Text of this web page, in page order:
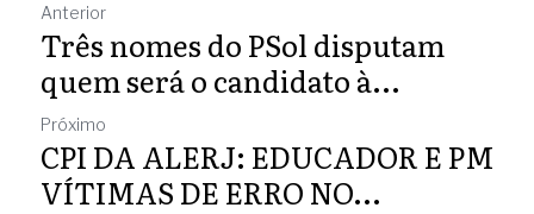
Anterior
Três nomes do PSol disputam
quem será o candidato à...
Próximo
CPI DA ALERJ: EDUCADOR E PM
VÍTIMAS DE ERRO NO...